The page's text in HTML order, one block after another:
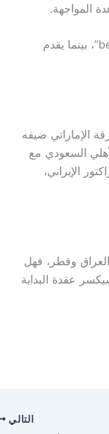
المواجهة.
سيتولى المعلق علي الكعبي التعليق على المباراة عبر شاشة “beIN SPORTS”، بينما يقدم
الإماراتي ضيفه
السعودي مع
الإيراني،
وقطر، فهل
عقدة البداية
التالي